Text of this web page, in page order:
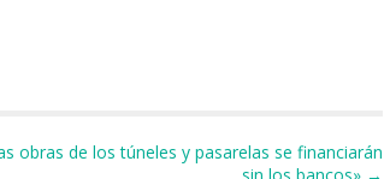
obras de los túneles y pasarelas se financiarán